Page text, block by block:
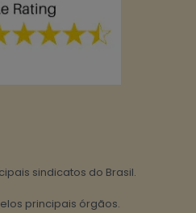
sindicatos do Brasil.
principais órgãos.